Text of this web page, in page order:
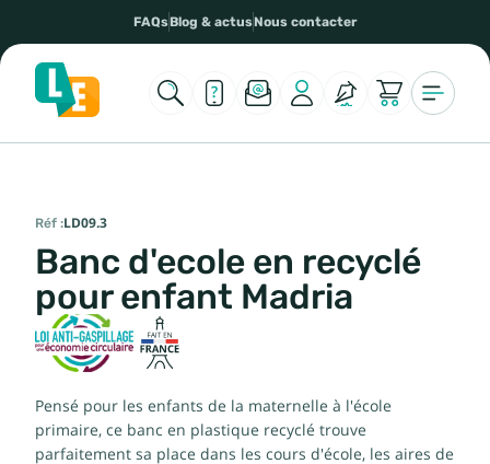
FAQsBlog & actusNous contacter
Réf :LD09.3
Banc d'ecole en recyclé
pour enfant Madria
Pensé pour les enfants de la maternelle à l'école
primaire, ce banc en plastique recyclé trouve
parfaitement sa place dans les cours d'école, les aires de